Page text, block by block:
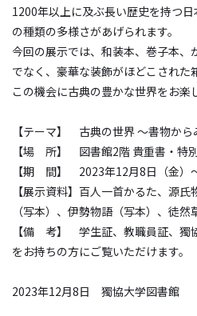
1200年以上に及ぶ長い歴史を持つ
の種類の多様さがあげられます。
今回の展示では、和装本、巻子本、
でなく、豪華な装飾がほどこされた
この機会に古典の豊かな世界をお楽
【テーマ】 古典の世界 ～書物か
【場 所】 図書館2階 貴重書・特
【期 間】 2023年12月8日（金）
【展示資料】百人一首かるた、源
（写本）、伊勢物語（写本）、徒然
【備 考】 学生証、教職員証、獨
をお持ちの方にご覧いただけます。
2023年12月8日 獨協大学図書館